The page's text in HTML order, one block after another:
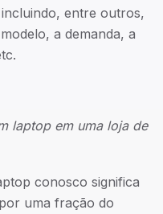
entre outros,
a demanda, a
laptop em uma loja de
conosco significa
uma fração do